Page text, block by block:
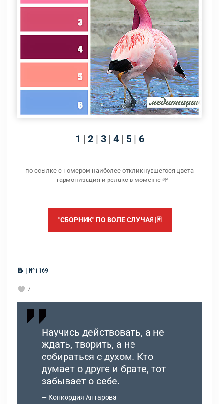
1 | 2 | 3 | 4 | 5 | 6
по ссылке с номером наиболее откликнувшегося цвета
— гармонизация и релакс в моменте 🌱
"СБОРНИК" ПО ВОЛЕ СЛУЧАЯ |🃏
📝 | №1169
7
Научись действовать, а не
ждать, творить, а не
собираться с духом. Кто
думает о друге и брате, тот
забывает о себе.
Конкордия Антарова